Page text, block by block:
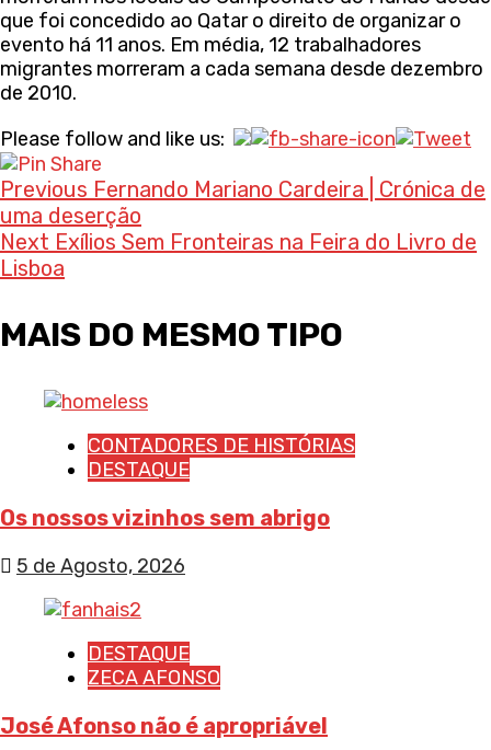
que foi concedido ao Qatar o direito de organizar o
evento há 11 anos. Em média, 12 trabalhadores
migrantes morreram a cada semana desde dezembro
de 2010.
Please follow and like us:
Continue
Reading
Previous Fernando Mariano Cardeira | Crónica de
uma deserção
Next Exílios Sem Fronteiras na Feira do Livro de
Lisboa
MAIS DO MESMO TIPO
CONTADORES DE HISTÓRIAS
DESTAQUE
Os nossos vizinhos sem abrigo
5 de Agosto, 2026
DESTAQUE
ZECA AFONSO
José Afonso não é apropriável